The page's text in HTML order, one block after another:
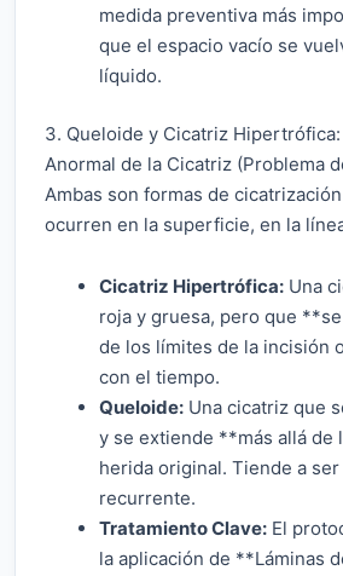
medida preventiva más
que el espacio vacío se
líquido.
3. Queloide y Cicatriz
Anormal de la Cicatriz (Problema
Ambas son formas de
ocurren en la superficie, en la
Cicatriz Hipertrófica: Una
roja y gruesa, pero que
de los límites de la incisión
con el tiempo.
Queloide: Una cicatriz que
y se extiende **más allá de
herida original. Tiende a
recurrente.
Tratamiento Clave: El
la aplicación de **Láminas